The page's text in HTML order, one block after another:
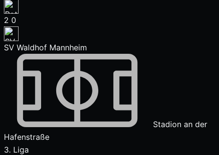
2 0
SV Waldhof Mannheim
Stadion an der
Hafenstraße
3. Liga